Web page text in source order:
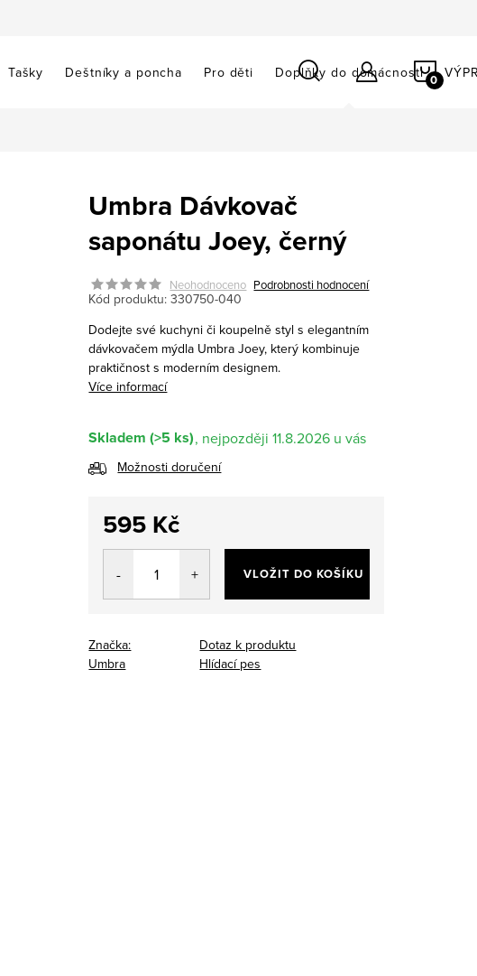
Tašky Deštníky a poncha Pro děti Doplňky do domácnosti
Umbra Dávkovač
saponátu Joey, černý
Neohodnoceno Podrobnosti hodnocení
Kód produktu: 330750-040
Dodejte své kuchyni či koupelně styl s elegantním
dávkovačem mýdla Umbra Joey, který kombinuje
praktičnost s moderním designem.
Více informací
Skladem (>5 ks) 11.8.2026
Možnosti doručení
595 Kč
Měrná
VLOŽIT DO KOŠÍKU
Značka:
Umbra
Dotaz k produktu
Hlídací pes